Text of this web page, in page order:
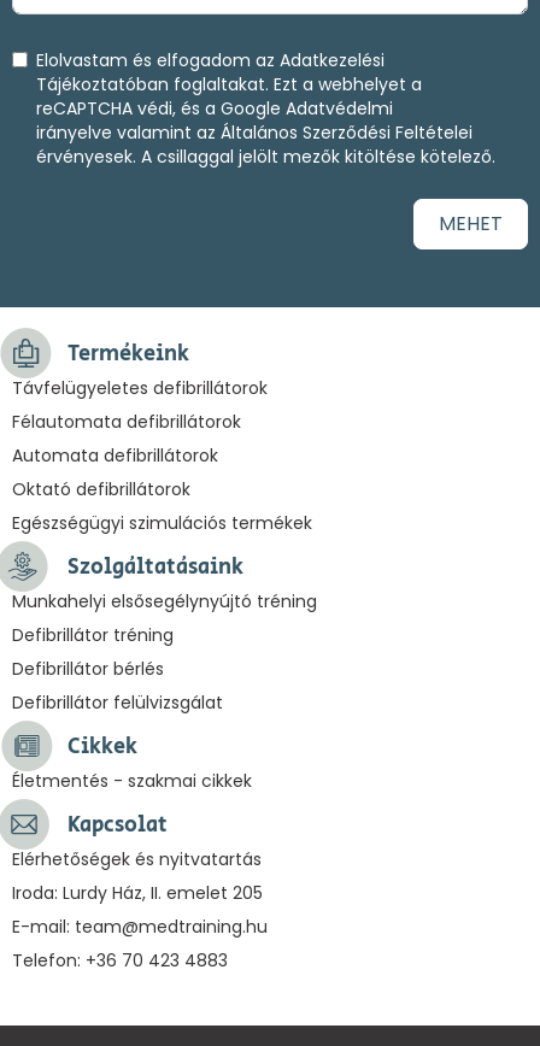
Elolvastam és elfogadom az Adatkezelési
Tájékoztatóban foglaltakat. Ezt a webhelyet a
reCAPTCHA védi, és a Google Adatvédelmi
irányelve valamint az Általános Szerződési Feltételei
érvényesek. A csillaggal jelölt mezők kitöltése kötelező.
MEHET
Termékeink
Távfelügyeletes defibrillátorok
Félautomata defibrillátorok
Automata defibrillátorok
Oktató defibrillátorok
Egészségügyi szimulációs termékek
Szolgáltatásaink
Munkahelyi elsősegélynyújtó tréning
Defibrillátor tréning
Defibrillátor bérlés
Defibrillátor felülvizsgálat
Cikkek
Életmentés - szakmai cikkek
Kapcsolat
Elérhetőségek és nyitvatartás
Iroda: Lurdy Ház, II. emelet 205
E-mail: team@medtraining.hu
Telefon: +36 70 423 4883